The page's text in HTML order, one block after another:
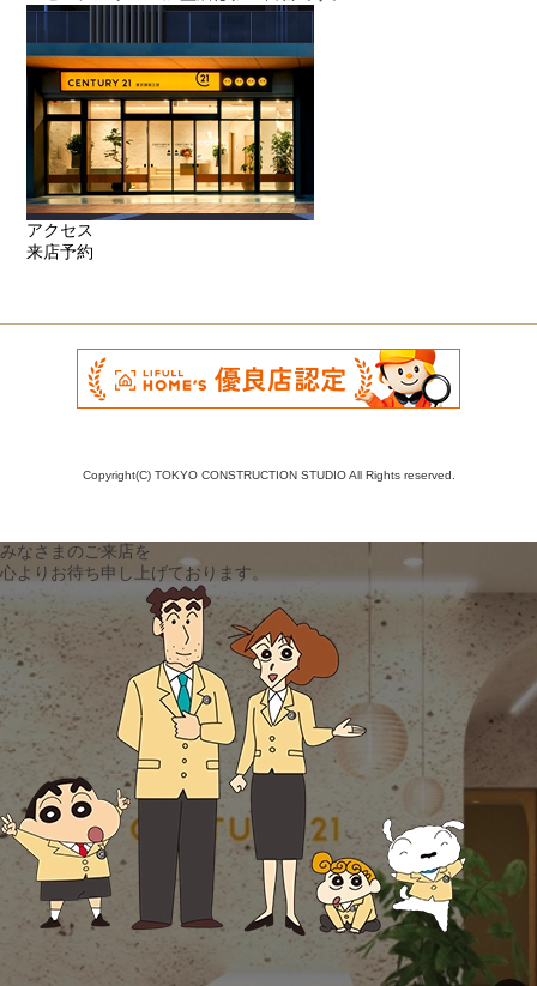
アクセス
来店予約
Copyright(C) TOKYO CONSTRUCTION STUDIO All Rights reserved.
みなさまのご来店を
心よりお待ち申し上げております。